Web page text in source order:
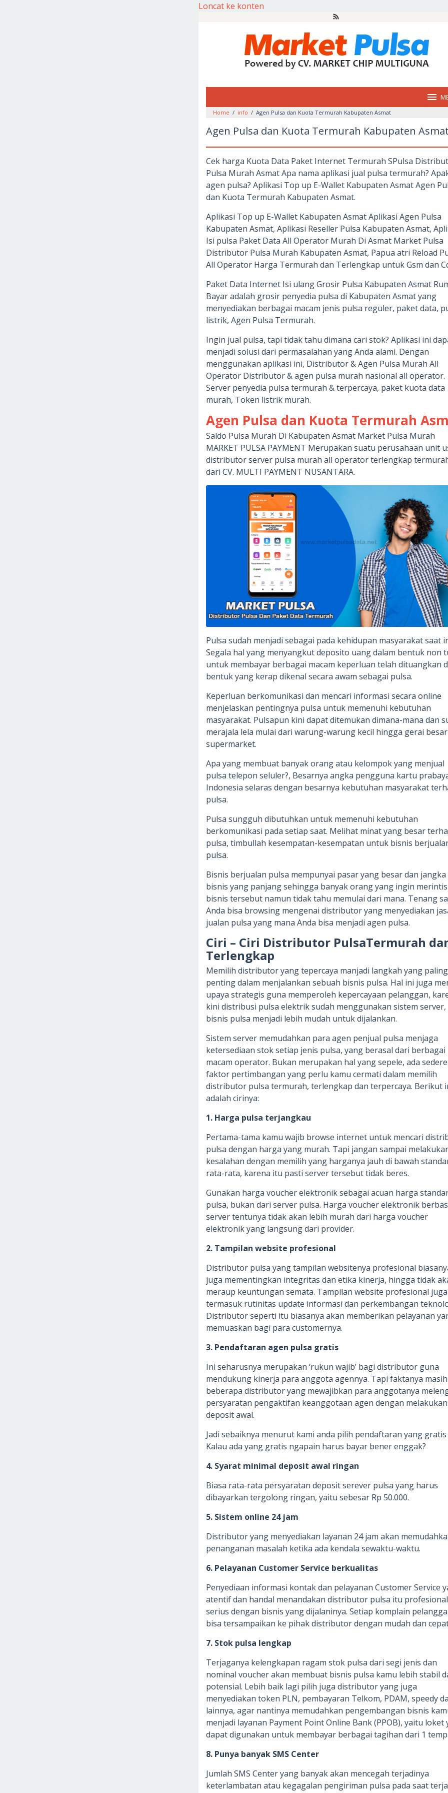
Loncat ke konten
Home / info / Agen Pulsa dan Kuota Termurah Kabupaten Asmat
Agen Pulsa dan Kuota Termurah Kabupaten Asmat
Cek harga Kuota Data Paket Internet Termurah SPulsa
Pulsa Murah Asmat Apa nama aplikasi jual pulsa termurah?
agen pulsa? Aplikasi Top up E-Wallet Kabupaten Asmat Agen
dan Kuota Termurah Kabupaten Asmat.
Aplikasi Top up E-Wallet Kabupaten Asmat Aplikasi Agen Pulsa
Kabupaten Asmat, Aplikasi Reseller Pulsa Kabupaten Asmat,
Isi pulsa Paket Data All Operator Murah Di Asmat Market Pulsa
Distributor Pulsa Murah Kabupaten Asmat, Papua atri Reload
All Operator Harga Termurah dan Terlengkap untuk Gsm dan
Paket Data Internet Isi ulang Grosir Pulsa Kabupaten Asmat
Bayar adalah grosir penyedia pulsa di Kabupaten Asmat yang
menyediakan berbagai macam jenis pulsa reguler, paket data,
listrik, Agen Pulsa Termurah.
Ingin jual pulsa, tapi tidak tahu dimana cari stok? Aplikasi ini
menjadi solusi dari permasalahan yang Anda alami. Dengan
menggunakan aplikasi ini, Distributor & Agen Pulsa Murah All
Operator Distributor & agen pulsa murah nasional all operator.
Server penyedia pulsa termurah & terpercaya, paket kuota data
murah, Token listrik murah.
Agen Pulsa dan Kuota Termurah
Saldo Pulsa Murah Di Kabupaten Asmat Market Pulsa Murah
MARKET PULSA PAYMENT Merupakan suatu perusahaan unit
distributor server pulsa murah all operator terlengkap
dari CV. MULTI PAYMENT NUSANTARA.
Pulsa sudah menjadi sebagai pada kehidupan masyarakat saat
Segala hal yang menyangkut deposito uang dalam bentuk non
untuk membayar berbagai macam keperluan telah dituangkan
bentuk yang kerap dikenal secara awam sebagai pulsa.
Keperluan berkomunikasi dan mencari informasi secara online
menjelaskan pentingnya pulsa untuk memenuhi kebutuhan
masyarakat. Pulsapun kini dapat ditemukan dimana-mana dan
merajala lela mulai dari warung-warung kecil hingga gerai besar
supermarket.
Apa yang membuat banyak orang atau kelompok yang menjual
pulsa telepon seluler?, Besarnya angka pengguna kartu
Indonesia selaras dengan besarnya kebutuhan masyarakat
pulsa.
Pulsa sungguh dibutuhkan untuk memenuhi kebutuhan
berkomunikasi pada setiap saat. Melihat minat yang besar
pulsa, timbullah kesempatan-kesempatan untuk bisnis
pulsa.
Bisnis berjualan pulsa mempunyai pasar yang besar dan jangka
bisnis yang panjang sehingga banyak orang yang ingin merintis
bisnis tersebut namun tidak tahu memulai dari mana. Tenang
Anda bisa browsing mengenai distributor yang menyediakan
jualan pulsa yang mana Anda bisa menjadi agen pulsa.
Ciri – Ciri Distributor PulsaTermurah
Terlengkap
Memilih distributor yang tepercaya manjadi langkah yang paling
penting dalam menjalankan sebuah bisnis pulsa. Hal ini juga
upaya strategis guna memperoleh kepercayaan pelanggan,
kini distribusi pulsa elektrik sudah menggunakan sistem server,
bisnis pulsa menjadi lebih mudah untuk dijalankan.
Sistem server memudahkan para agen penjual pulsa menjaga
ketersediaan stok setiap jenis pulsa, yang berasal dari berbagai
macam operator. Bukan merupakan hal yang sepele, ada
faktor pertimbangan yang perlu kamu cermati dalam memilih
distributor pulsa termurah, terlengkap dan terpercaya. Berikut
adalah cirinya:
1. Harga pulsa terjangkau
Pertama-tama kamu wajib browse internet untuk mencari
pulsa dengan harga yang murah. Tapi jangan sampai
kesalahan dengan memilih yang harganya jauh di bawah
rata-rata, karena itu pasti server tersebut tidak beres.
Gunakan harga voucher elektronik sebagai acuan harga
pulsa, bukan dari server pulsa. Harga voucher elektronik
server tentunya tidak akan lebih murah dari harga voucher
elektronik yang langsung dari provider.
2. Tampilan website profesional
Distributor pulsa yang tampilan websitenya profesional
juga mementingkan integritas dan etika kinerja, hingga tidak
meraup keuntungan semata. Tampilan website profesional juga
termasuk rutinitas update informasi dan perkembangan
Distributor seperti itu biasanya akan memberikan pelayanan
memuaskan bagi para customernya.
3. Pendaftaran agen pulsa gratis
Ini seharusnya merupakan ‘rukun wajib’ bagi distributor guna
mendukung kinerja para anggota agennya. Tapi faktanya
beberapa distributor yang mewajibkan para anggotanya
persyaratan pengaktifan keanggotaan agen dengan melakukan
deposit awal.
Jadi sebaiknya menurut kami anda pilih pendaftaran yang gratis
Kalau ada yang gratis ngapain harus bayar bener enggak?
4. Syarat minimal deposit awal ringan
Biasa rata-rata persyaratan deposit serever pulsa yang harus
dibayarkan tergolong ringan, yaitu sebesar Rp 50.000.
5. Sistem online 24 jam
Distributor yang menyediakan layanan 24 jam akan
penanganan masalah ketika ada kendala sewaktu-waktu.
6. Pelayanan Customer Service berkualitas
Penyediaan informasi kontak dan pelayanan Customer Service
atentif dan handal menandakan distributor pulsa itu
serius dengan bisnis yang dijalaninya. Setiap komplain
bisa tersampaikan ke pihak distributor dengan mudah dan
7. Stok pulsa lengkap
Terjaganya kelengkapan ragam stok pulsa dari segi jenis dan
nominal voucher akan membuat bisnis pulsa kamu lebih stabil
potensial. Lebih baik lagi pilih juga distributor yang juga
menyediakan token PLN, pembayaran Telkom, PDAM, speedy
lainnya, agar nantinya memudahkan pengembangan bisnis
menjadi layanan Payment Point Online Bank (PPOB), yaitu loket
dapat digunakan untuk membayar berbagai tagihan dari 1
8. Punya banyak SMS Center
Jumlah SMS Center yang banyak akan mencegah terjadinya
keterlambatan atau kegagalan pengiriman pulsa pada saat